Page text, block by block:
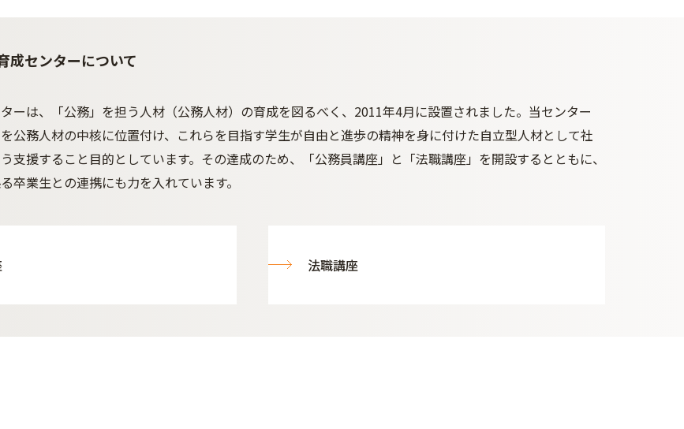
成センターについて
ーは、「公務」を担う人材（公務人材）の育成を図るべく、2011年4月に設置されました。当センター
公務人材の中核に位置付け、これらを目指す学生が自由と進歩の精神を身に付けた自立型人材として社
支援すること目的としています。その達成のため、「公務員講座」と「法職講座」を開設するとともに、
卒業生との連携にも力を入れています。
法職講座